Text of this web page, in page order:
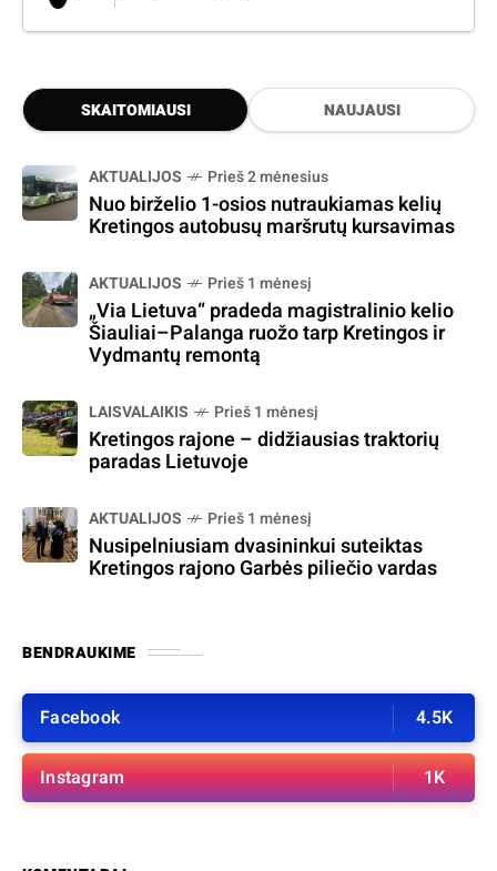
SKAITOMIAUSI NAUJAUSI
AKTUALIJOS Prieš 2 mėnesius
Nuo birželio 1-osios nutraukiamas kelių
Kretingos autobusų maršrutų kursavimas
AKTUALIJOS Prieš 1 mėnesį
„Via Lietuva“ pradeda magistralinio kelio
Šiauliai–Palanga ruožo tarp Kretingos ir
Vydmantų remontą
LAISVALAIKIS Prieš 1 mėnesį
Kretingos rajone – didžiausias traktorių
paradas Lietuvoje
AKTUALIJOS Prieš 1 mėnesį
Nusipelniusiam dvasininkui suteiktas
Kretingos rajono Garbės piliečio vardas
BENDRAUKIME
Facebook 4.5K
Instagram 1K